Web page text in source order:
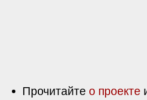
Прочитайте о проекте